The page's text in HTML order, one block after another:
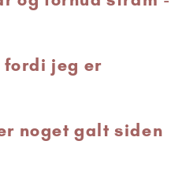
fordi jeg er
noget galt siden